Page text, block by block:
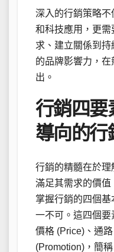
深入的行銷策略
和科技應用，更
求、建立關係到
的品牌影響力，
出。
行銷四要
導向的行
行銷的精髓在於
滿足其需求的價
掌握行銷的四個
一不可。這四個要
價格 (Price)、通
(Promotion)，簡稱